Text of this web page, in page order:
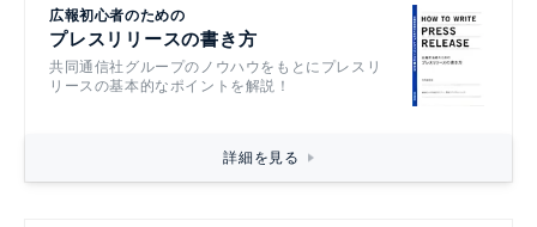
広報初心者のための
プレスリリースの書き方
共同通信社グループのノウハウをもとにプレスリ
リースの基本的なポイントを解説！
詳細を見る